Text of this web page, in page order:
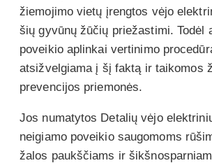
žiemojimo vietų įrengtos vėjo
šių gyvūnų žūčių priežastimi. Todėl
poveikio aplinkai vertinimo
atsižvelgiama į šį faktą ir taikomos
prevencijos priemonės.
Jos numatytos Detalių vėjo
neigiamo poveikio saugomoms
žalos paukščiams ir